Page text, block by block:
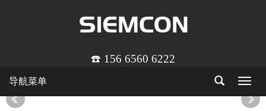
☎️ 156 6560 6222
Toggle
导航菜单